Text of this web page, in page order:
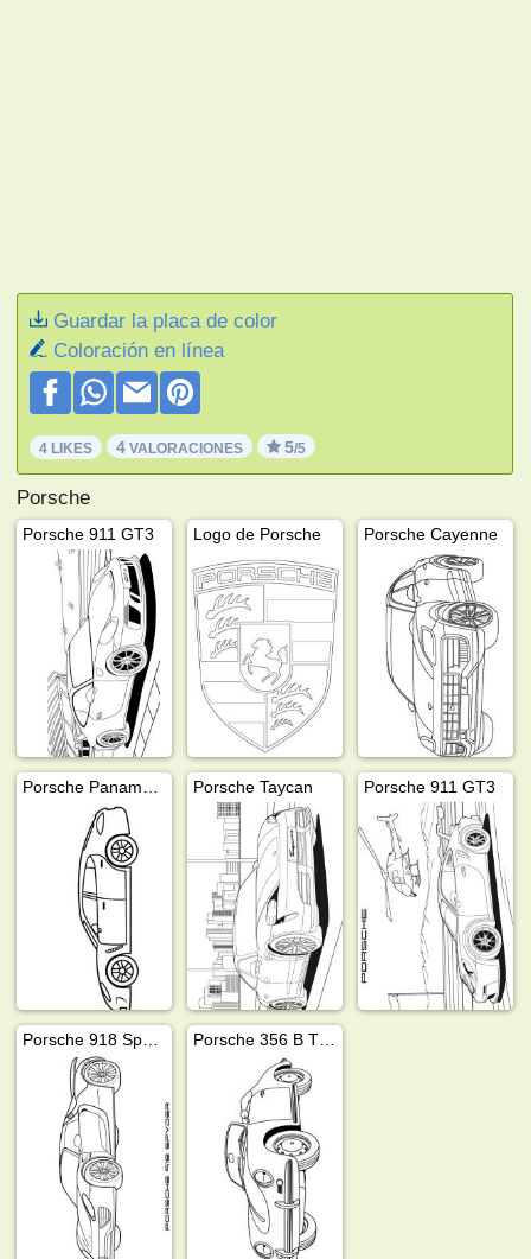
Guardar la placa de color
Coloración en línea
4 LIKES 4 VALORACIONES 5/5
Porsche
Porsche 911 GT3 Logo de Porsche Porsche Cayenne
Porsche Taycan Porsche 911 GT3